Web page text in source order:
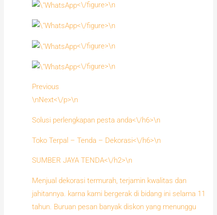
<\/figure>\n
<\/figure>\n
<\/figure>\n
<\/figure>\n
Previous
\nNext<\/p>\n
Solusi perlengkapan pesta anda<\/h6>\n
Toko Terpal – Tenda – Dekorasi<\/h6>\n
SUMBER JAYA TENDA<\/h2>\n
Menjual dekorasi termurah, terjamin kwalitas dan
jahitannya. karna kami bergerak di bidang ini selama 11
tahun. Buruan pesan banyak diskon yang menunggu